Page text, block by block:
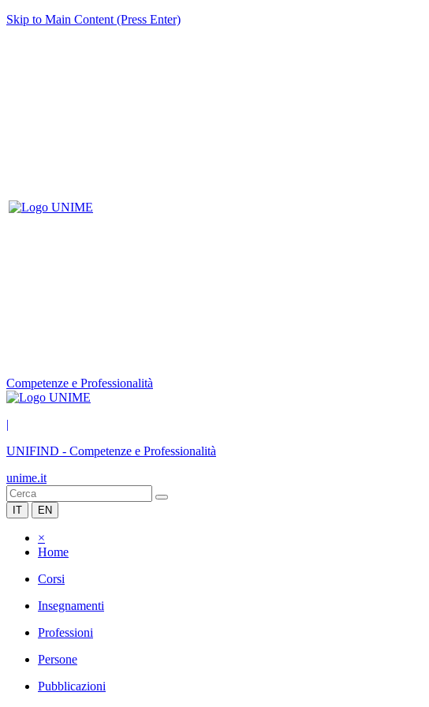
Skip to Main Content (Press Enter)
Competenze e Professionalità
|
UNIFIND - Competenze e Professionalità
unime.it
IT EN
×
Home
Corsi
Insegnamenti
Professioni
Persone
Pubblicazioni